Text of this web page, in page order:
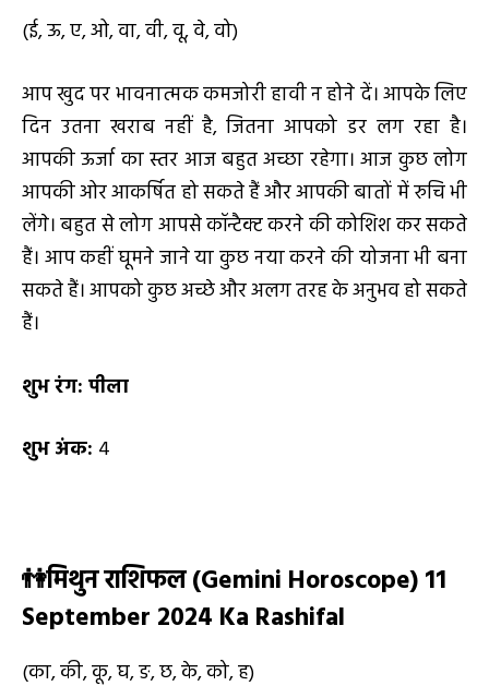
(ई, ऊ, ए, ओ, वा, वी, वू, वे, वो)
आप खुद पर भावनात्मक कमजोरी हावी न होने दें। आपके लिए
दिन उतना खराब नहीं है, जितना आपको डर लग रहा है।
आपकी ऊर्जा का स्तर आज बहुत अच्छा रहेगा। आज कुछ लोग
आपकी ओर आकर्षित हो सकते हैं और आपकी बातों में रुचि भी
लेंगे। बहुत से लोग आपसे कॉन्टैक्ट करने की कोशिश कर सकते
हैं। आप कहीं घूमने जाने या कुछ नया करने की योजना भी बना
सकते हैं। आपको कुछ अच्छे और अलग तरह के अनुभव हो सकते
हैं।
शुभ रंग: पीला
शुभ अंक: 4
👫मिथुन राशिफल (Gemini Horoscope) 11
September 2024 Ka Rashifal
(का, की, कू, घ, ङ, छ, के, को, ह)